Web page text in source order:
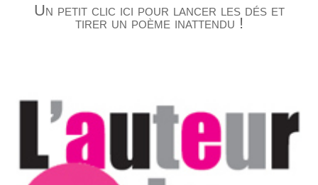
Un petit clic ici pour lancer les dés et
tirer un poème inattendu !